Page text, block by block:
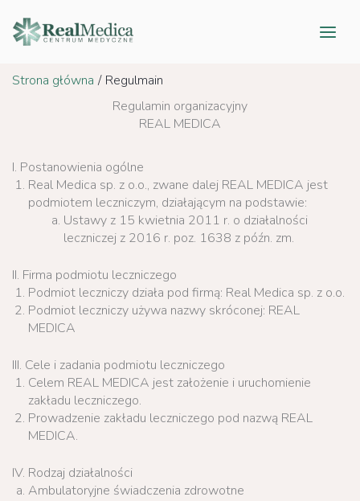
do
treści
Strona główna
Regulmain
Regulamin organizacyjny
REAL MEDICA
I. Postanowienia ogólne
Real Medica sp. z o.o., zwane dalej REAL MEDICA jest
podmiotem leczniczym, działającym na podstawie:
Ustawy z 15 kwietnia 2011 r. o działalności
leczniczej z 2016 r. poz. 1638 z późn. zm.
II. Firma podmiotu leczniczego
Podmiot leczniczy działa pod firmą: Real Medica sp. z o.o.
Podmiot leczniczy używa nazwy skróconej: REAL
MEDICA
III. Cele i zadania podmiotu leczniczego
Celem REAL MEDICA jest założenie i uruchomienie
zakładu leczniczego.
Prowadzenie zakładu leczniczego pod nazwą REAL
MEDICA.
IV. Rodzaj działalności
Ambulatoryjne świadczenia zdrowotne